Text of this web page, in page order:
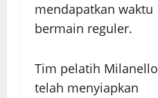
mendapatkan waktu
bermain reguler.
Tim pelatih Milanello
telah menyiapkan